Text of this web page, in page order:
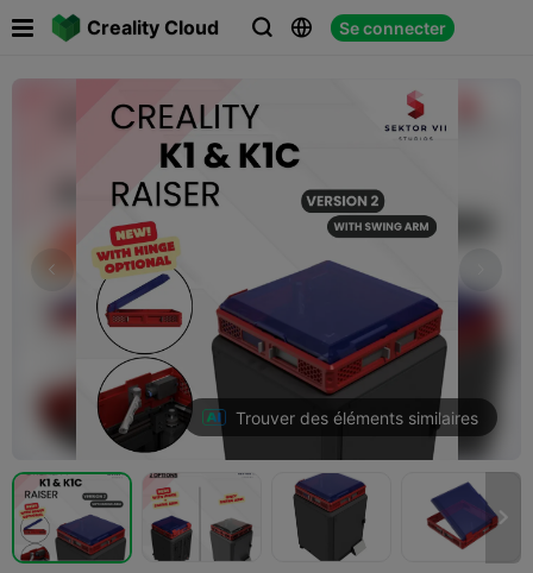
Creality Cloud   Se connecter
Trouver des éléments similaires
